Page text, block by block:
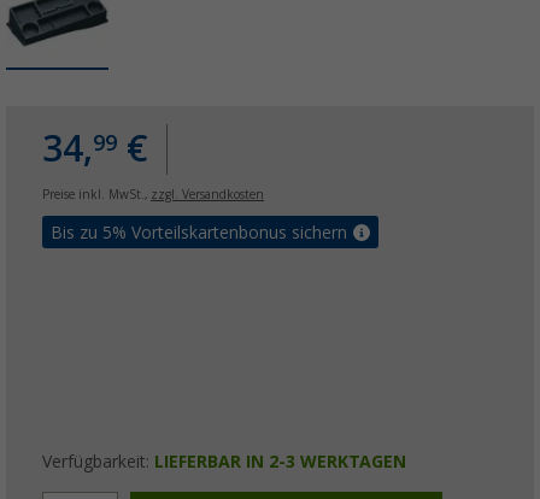
34,99 €
Preise inkl. MwSt., zzgl. Versandkosten
Bis zu 5% Vorteilskartenbonus sichern
Verfügbarkeit: LIEFERBAR IN 2-3 WERKTAGEN